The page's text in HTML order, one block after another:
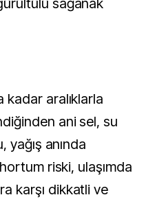
sağanak
kadar aralıklarla
ani sel, su
yağış anında
riski, ulaşımda
karşı dikkatli ve